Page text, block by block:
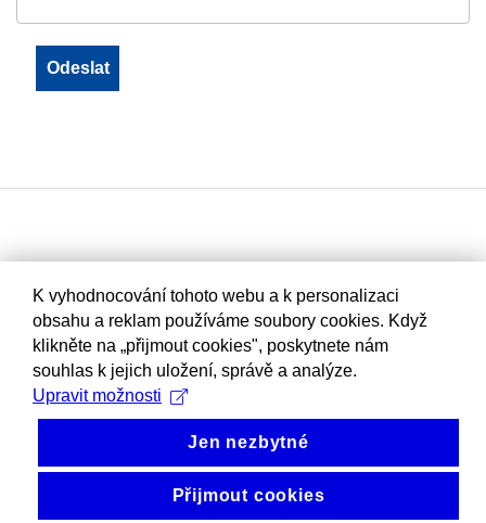
K vyhodnocování tohoto webu a k personalizaci
obsahu a reklam používáme soubory cookies. Když
klikněte na „přijmout cookies", poskytnete nám
souhlas k jejich uložení, správě a analýze.
Upravit možnosti
Jen nezbytné
Přijmout cookies